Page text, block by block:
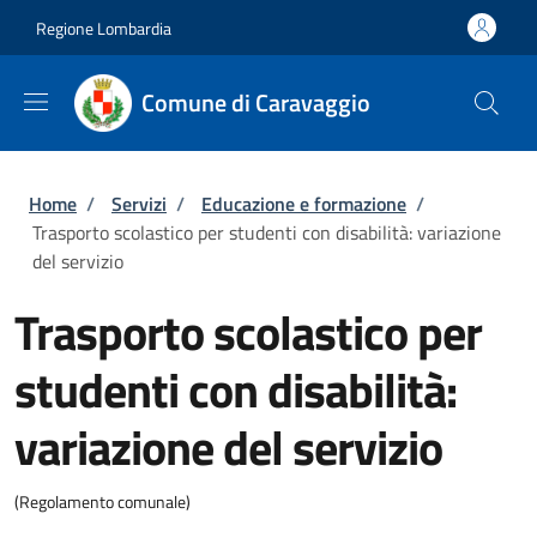
Regione Lombardia
Comune di Caravaggio
Briciole di pane
Home / Servizi / Educazione e formazione /
Trasporto scolastico per studenti con disabilità: variazione
del servizio
Trasporto scolastico per
studenti con disabilità:
variazione del servizio
(Regolamento comunale)